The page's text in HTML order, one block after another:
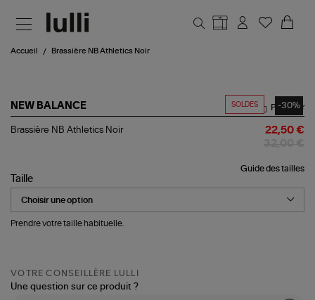
Accueil Brassière NB Athletics Noir
SOLDES -30%
NEW BALANCE
Brassière
Partager
Brassière NB Athletics Noir 22,50 €
Guide des tailles
Taille
Prendre votre taille habituelle.
VOTRE CONSEILLÈRE LULLI
Une question sur ce produit ?